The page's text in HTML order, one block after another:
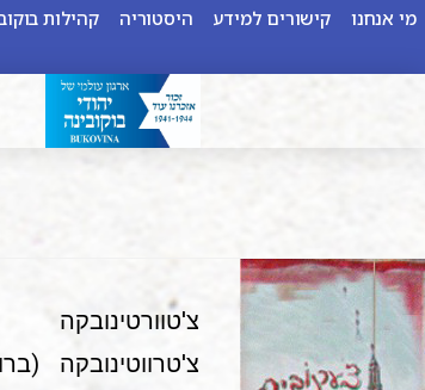
מי אנחנו קישורים למידע היסטוריה קהילות
צ'טוורטינובקה